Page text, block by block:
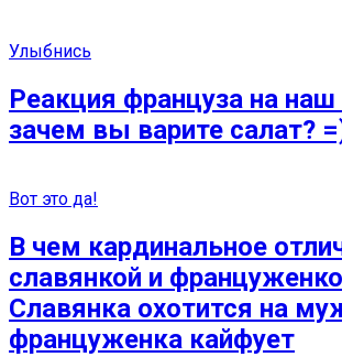
Улыбнись
Реакция француза на
зачем вы варите салат?
Вот это да!
В чем кардинальное
славянкой и
Славянка охотится на
француженка кайфует